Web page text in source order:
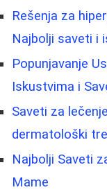
Rešenja za
Najbolji saveti i
Popunjavanje
Iskustvima i
Saveti za
dermatološki
Najbolji Saveti
Mame